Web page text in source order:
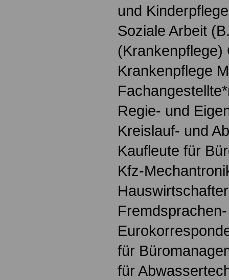
und
Soziale Arbeit
(Krankenpflege)
Krankenpflege
Regie- und
Kreislauf- und
Kaufleute für
Kfz-
Fremdsprachen-
für
für